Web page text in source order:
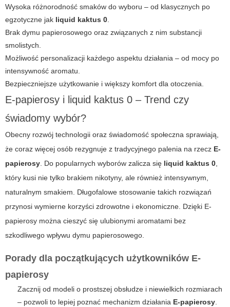
Wysoka różnorodność smaków do wyboru – od klasycznych po
egzotyczne jak liquid kaktus 0.
Brak dymu papierosowego oraz związanych z nim substancji
smolistych.
Możliwość personalizacji każdego aspektu działania – od mocy po
intensywność aromatu.
Bezpieczniejsze użytkowanie i większy komfort dla otoczenia.
E-papierosy i liquid kaktus 0 – Trend czy
świadomy wybór?
Obecny rozwój technologii oraz świadomość społeczna sprawiają,
że coraz więcej osób rezygnuje z tradycyjnego palenia na rzecz E-
papierosy. Do popularnych wyborów zalicza się liquid kaktus 0,
który kusi nie tylko brakiem nikotyny, ale również intensywnym,
naturalnym smakiem. Długofalowe stosowanie takich rozwiązań
przynosi wymierne korzyści zdrowotne i ekonomiczne. Dzięki E-
papierosy można cieszyć się ulubionymi aromatami bez
szkodliwego wpływu dymu papierosowego.
Porady dla początkujących użytkowników E-
papierosy
Zacznij od modeli o prostszej obsłudze i niewielkich rozmiarach
– pozwoli to lepiej poznać mechanizm działania E-papierosy.